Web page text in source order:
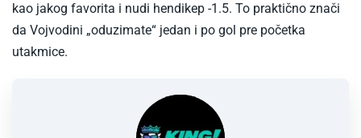
kao jakog favorita i nudi hendikep -1.5. To praktično znači
da Vojvodini „oduzimate“ jedan i po gol pre početka
utakmice.